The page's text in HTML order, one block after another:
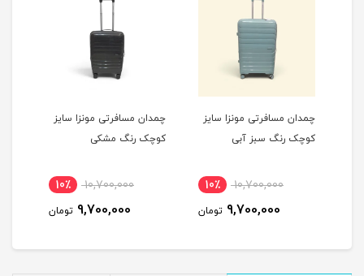
چمدان مسافرتی مونزا سایز
کوچک رنگ سبز آبی
10,700,000 10٪
9,700,000 تومان
چمدان مسافرتی مونزا سایز
کوچک رنگ مشکی
10,700,000 10٪
9,700,000 تومان